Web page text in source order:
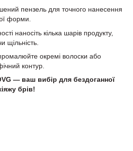
пензель для точного нанесення
форми.
наносіть кілька шарів продукту,
щільність.
окремі волоски або
контур.
— ваш вибір для бездоганної
брів!